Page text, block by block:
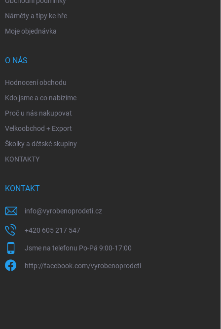
Náměty a tipy ke hře
Moje objednávka
O NÁS
Hodnocení obchodu
Kdo jsme a co nabízíme
Proč u nás nakupovat
Velkoobchod + Export
Školky a dětské skupiny
KONTAKTY
KONTAKT
info@vyrobenoprodeti.cz
+420 605 217 547
Jsme na telefonu Po-Pá 9:00-17:00
http://facebook.com/vyrobenoprodeti